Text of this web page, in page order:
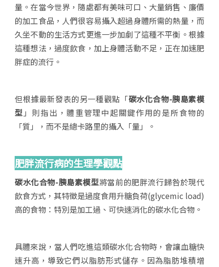
量。在當今世界，隨處都有美味可口、大量銷售、廉價
的加工食品，人們很容易攝入超過身體所需的熱量，而
久坐不動的生活方式更進一步加劇了這種不平衡。根據
這種想法，過度飲食，加上身體活動不足，正在加速肥
胖症的流行。
但根據最新發表的另一種觀點「碳水化合物-胰島素模
型 」則指出，體重管理中起關鍵作用的是所食物的
「質」，而不是總卡路里的攝入「量」。
肥胖流行病的生理學觀點
碳水化合物-胰島素模型將當前的肥胖流行歸咎於現代
飲食方式，其特徵是過度食用升糖負荷(glycemic load)
高的食物：特別是加工過、可快速消化的碳水化合物。
具體來說，當人們吃進這類碳水化合物時，會讓血糖快
速升高，導致它們以脂肪形式儲存。因為脂肪堆積增